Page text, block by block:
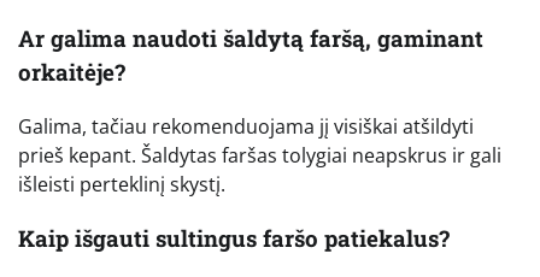
Ar galima naudoti šaldytą faršą, gaminant
orkaitėje?
Galima, tačiau rekomenduojama jį visiškai atšildyti
prieš kepant. Šaldytas faršas tolygiai neapskrus ir gali
išleisti perteklinį skystį.
Kaip išgauti sultingus faršo patiekalus?